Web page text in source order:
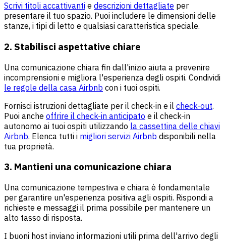
Scrivi titoli accattivanti e descrizioni dettagliate per
presentare il tuo spazio. Puoi includere le dimensioni delle
stanze, i tipi di letto e qualsiasi caratteristica speciale.
2. Stabilisci aspettative chiare
Una comunicazione chiara fin dall'inizio aiuta a prevenire
incomprensioni e migliora l'esperienza degli ospiti. Condividi
le regole della casa Airbnb con i tuoi ospiti.
Fornisci istruzioni dettagliate per il check-in e il check-out.
Puoi anche offrire il check-in anticipato e il check-in
autonomo ai tuoi ospiti utilizzando la cassettina delle chiavi
Airbnb. Elenca tutti i migliori servizi Airbnb disponibili nella
tua proprietà.
3. Mantieni una comunicazione chiara
Una comunicazione tempestiva e chiara è fondamentale
per garantire un'esperienza positiva agli ospiti. Rispondi a
richieste e messaggi il prima possibile per mantenere un
alto tasso di risposta.
I buoni host inviano informazioni utili prima dell'arrivo degli